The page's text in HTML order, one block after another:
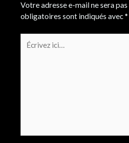
Votre adresse e-mail ne sera
obligatoires sont indiqués avec*
ici…